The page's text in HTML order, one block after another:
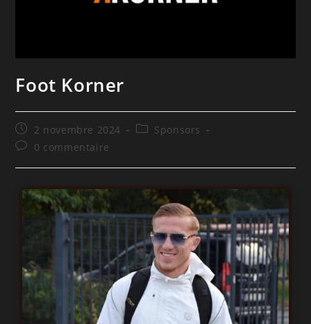
Foot Korner
2 novembre 2024
Sponsors
0 commentaire